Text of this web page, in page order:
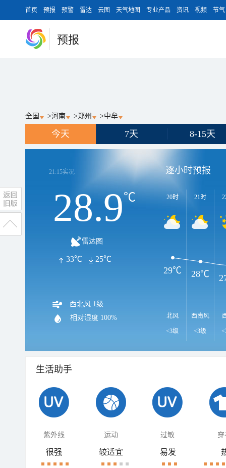
首页 预报 预警 雷达 云图 天气地图 专业产品 资讯 视频 节气
预报
全国 >河南 >郑州 >中牟
今天 7天 8-15天
21:15实况
28.9℃
雷达图
33℃ 25℃
西北风 1级
相对湿度 100%
逐小时预报
20时
北风
<3级
21时
西南风
<3级
29℃ 28℃
生活助手
紫外线 运动 过敏 穿
很强 较适宜 易发